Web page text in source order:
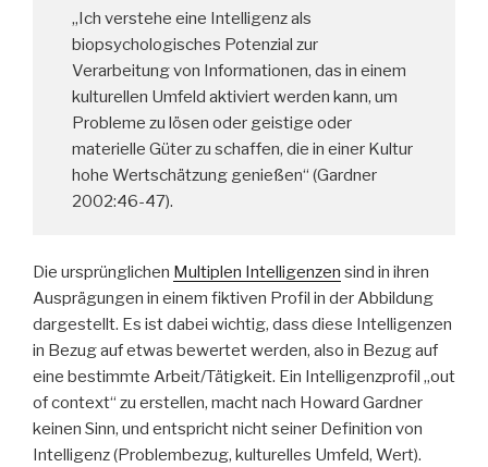
„Ich verstehe eine Intelligenz als
biopsychologisches Potenzial zur
Verarbeitung von Informationen, das in einem
kulturellen Umfeld aktiviert werden kann, um
Probleme zu lösen oder geistige oder
materielle Güter zu schaffen, die in einer Kultur
hohe Wertschätzung genießen“ (Gardner
2002:46-47).
Die ursprünglichen Multiplen Intelligenzen sind in ihren
Ausprägungen in einem fiktiven Profil in der Abbildung
dargestellt. Es ist dabei wichtig, dass diese Intelligenzen
in Bezug auf etwas bewertet werden, also in Bezug auf
eine bestimmte Arbeit/Tätigkeit. Ein Intelligenzprofil „out
of context“ zu erstellen, macht nach Howard Gardner
keinen Sinn, und entspricht nicht seiner Definition von
Intelligenz (Problembezug, kulturelles Umfeld, Wert).